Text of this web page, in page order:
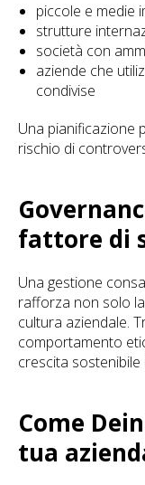
piccole e medie
strutture
società con
aziende che
condivise
Una pianificazione
rischio di
fattore di
Una gestione
rafforza non solo
cultura aziendale.
comportamento
crescita sostenibile
Come
tua